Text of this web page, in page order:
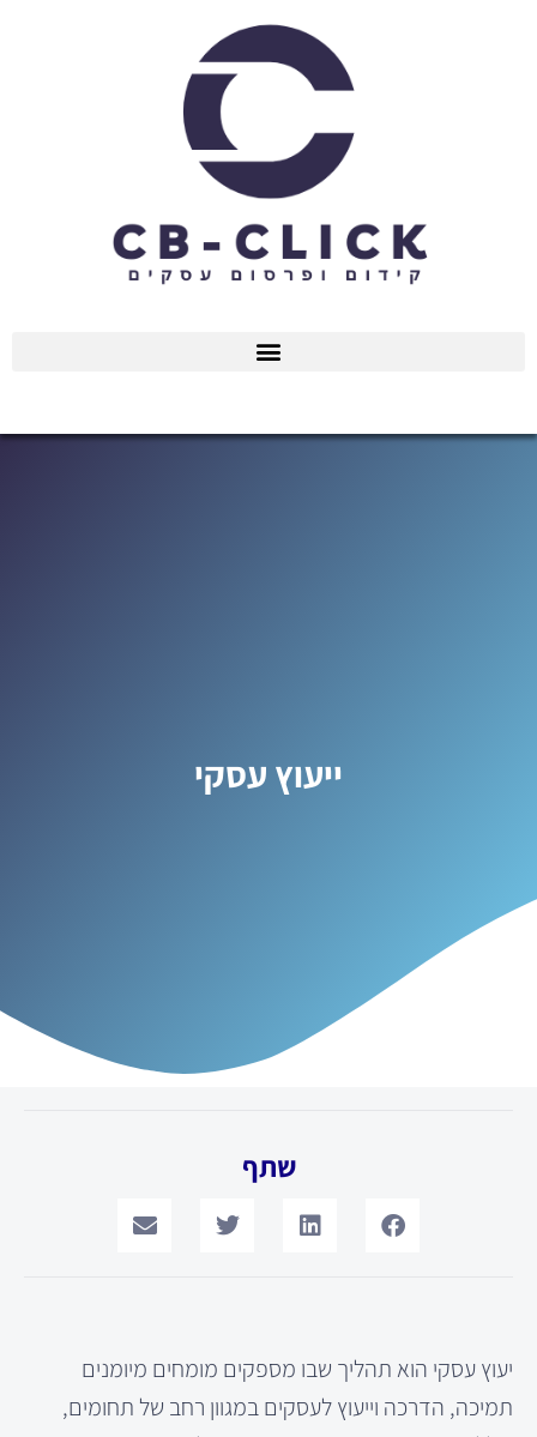
ייעוץ עסקי
שתף
יעוץ עסקי הוא תהליך שבו מספקים מומחים מיומנים
תמיכה, הדרכה וייעוץ לעסקים במגוון רחב של תחומים,